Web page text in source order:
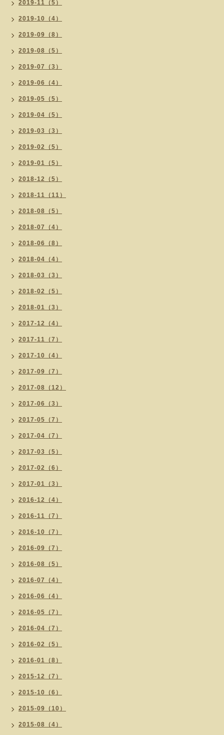
2019-11（5）
2019-10（4）
2019-09（8）
2019-08（5）
2019-07（3）
2019-06（4）
2019-05（5）
2019-04（5）
2019-03（3）
2019-02（5）
2019-01（5）
2018-12（5）
2018-11（11）
2018-08（5）
2018-07（4）
2018-06（8）
2018-04（4）
2018-03（3）
2018-02（5）
2018-01（3）
2017-12（4）
2017-11（7）
2017-10（4）
2017-09（7）
2017-08（12）
2017-06（3）
2017-05（7）
2017-04（7）
2017-03（5）
2017-02（6）
2017-01（3）
2016-12（4）
2016-11（7）
2016-10（7）
2016-09（7）
2016-08（5）
2016-07（4）
2016-06（4）
2016-05（7）
2016-04（7）
2016-02（5）
2016-01（8）
2015-12（7）
2015-10（6）
2015-09（10）
2015-08（4）